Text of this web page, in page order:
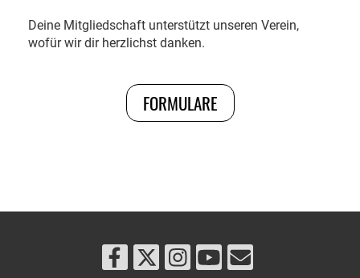
Deine Mitgliedschaft unterstützt unseren Verein,
wofür wir dir herzlichst danken.
FORMULARE